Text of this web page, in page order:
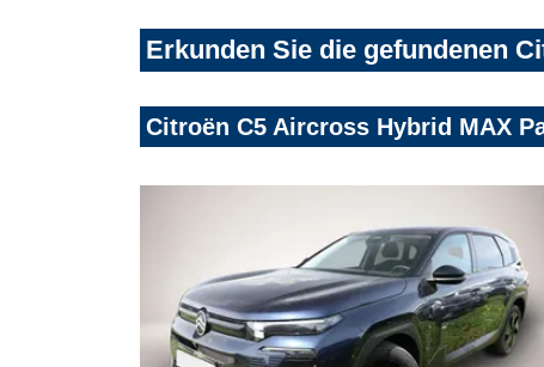
Erkunden Sie die gefundenen
Citroën C5 Aircross Hybrid MAX